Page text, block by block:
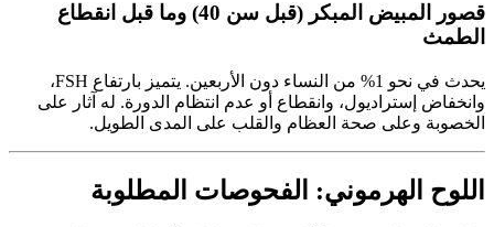
قصور المبيض المبكر (قبل سن 40) وما قبل انقطاع
الطمث
يحدث في نحو 1% من النساء دون الأربعين. يتميز بارتفاع FSH،
وانخفاض إستراديول، وانقطاع أو عدم انتظام الدورة. له آثار على
الخصوبة وعلى صحة العظام والقلب على المدى الطويل.
اللوح الهرموني: الفحوصات المطلوبة